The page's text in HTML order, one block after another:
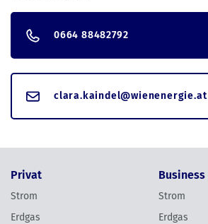
0664 88482792
clara.kaindel@wienenergie.at
Privat
Strom
Erdgas
Business
Strom
Erdgas